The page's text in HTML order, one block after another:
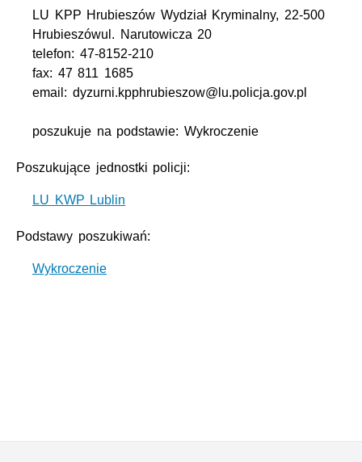
LU KPP Hrubieszów Wydział Kryminalny, 22-500
Hrubieszówul. Narutowicza 20
telefon: 47-8152-210
fax: 47 811 1685
email: dyzurni.kpphrubieszow@lu.policja.gov.pl
poszukuje na podstawie: Wykroczenie
Poszukujące jednostki policji:
LU KWP Lublin
Podstawy poszukiwań:
Wykroczenie